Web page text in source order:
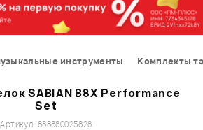
инструменты Комплекты
SABIAN B8X Performance
Set
Артикул: 888880025828